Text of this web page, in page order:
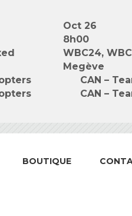
Oct 26
8h00
WBC24,
Megève
CAN –
CAN –
BOUTIQUE